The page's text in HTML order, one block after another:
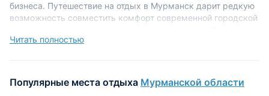
бизнеса. Путешествие на отдых в Мурманск дарит редкую
возможность совместить комфорт современной городской
Ледовитого океана.
северное сияние
Читать полностью
Популярные места отдыха Мурманской области